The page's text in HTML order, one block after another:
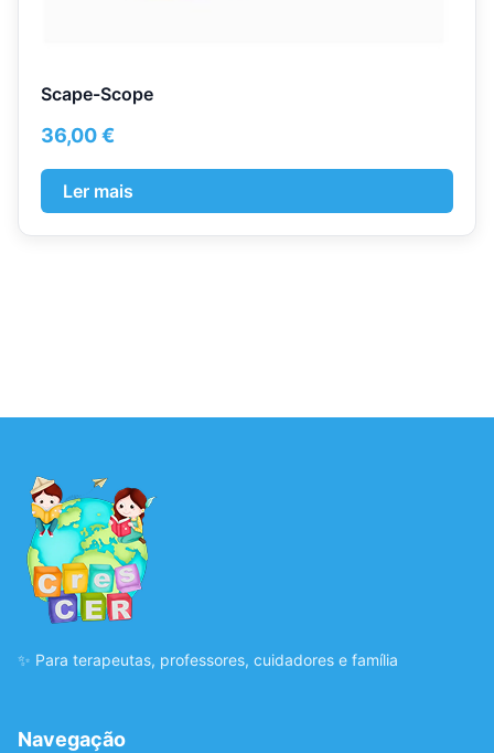
Scape-Scope
36,00€
Ler mais
✨ Para terapeutas, professores, cuidadores e família
Navegação